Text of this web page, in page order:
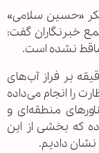
«حسین سلامی»
خبرنگاران گفت:
ساقط نشده است.
بیان اینکه پهپاد ما سه ساعت و ۴۰ دقیقه بر فراز آب‌های
را انجام می‌داده
منطقه‌ای و
که بخشی از این
نشان دادیم.